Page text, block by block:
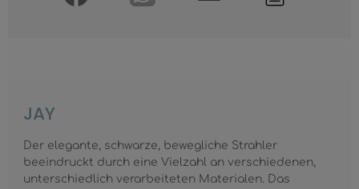
JAY
Der elegante, schwarze, bewegliche Strahler
beeindruckt durch eine Vielzahl an verschiedenen,
unterschiedlich verarbeiteten Materialen. Das